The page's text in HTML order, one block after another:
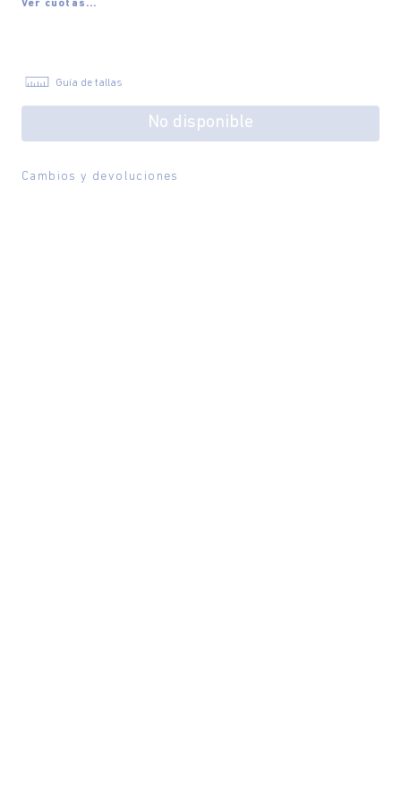
Ver cuotas...
Guía de tallas
No disponible
Cambios y devoluciones